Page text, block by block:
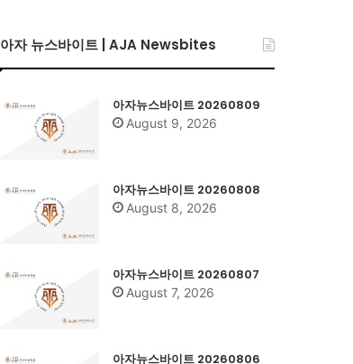
아자 뉴스바이트 | AJA Newsbites
아자뉴스바이트 20260809
August 9, 2026
아자뉴스바이트 20260808
August 8, 2026
아자뉴스바이트 20260807
August 7, 2026
아자뉴스바이트 20260806